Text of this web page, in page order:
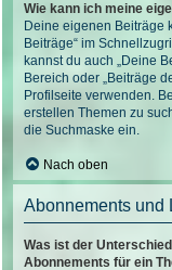
Wie kann ich meine
Deine eigenen Beiträge
Beiträge“ im
kannst du auch „Deine
Bereich oder „Beiträge
Profilseite verwenden.
erstellen Themen zu
die Suchmaske ein.
Nach oben
Abonnements und
Was ist der
Abonnements für ein